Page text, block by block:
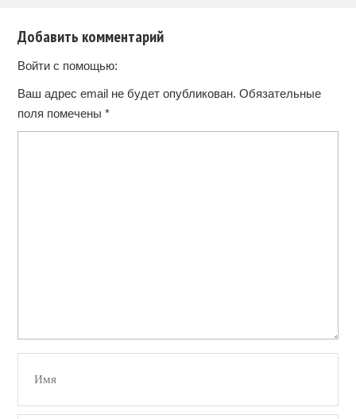
Добавить комментарий
Войти с помощью:
Ваш адрес email не будет опубликован. Обязательные
поля помечены *